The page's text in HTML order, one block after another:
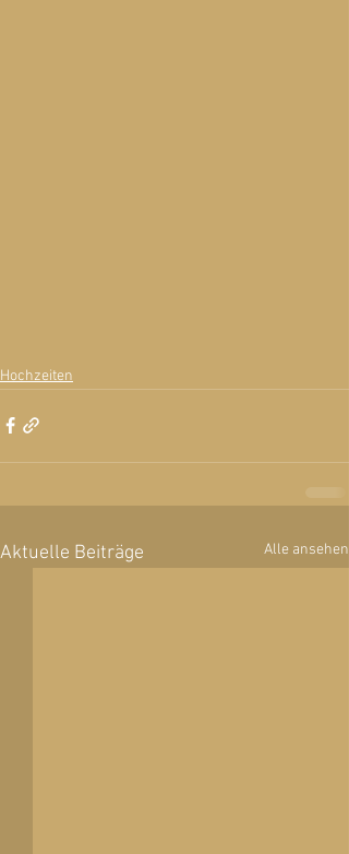
Hochzeiten
Aktuelle Beiträge Alle ansehen